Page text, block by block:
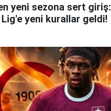
yeni sezona sert giriş:
yeni kurallar geldi!